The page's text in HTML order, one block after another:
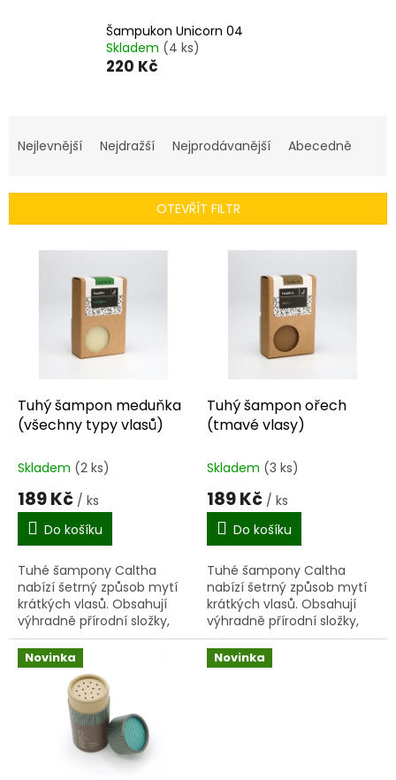
Šampukon Unicorn 04
Skladem (4 ks)
220 Kč
a
í
Nejlevnější Nejdražší Nejprodávanější Abecedně
OTEVŘÍT FILTR
dTuhý šampon meduňka
(všechny typy vlasů)
Skladem (2 ks)
189 Kč / ks
Do košíku
Tuhé šampony Caltha
nabízí šetrný způsob mytí
krátkých vlasů. Obsahují
výhradně přírodní složky,
které vaše vlasy posilují,
regenerují a hýčkají. Při
mytí vlasů tvoří tuhé...
Tuhý šampon ořech
(tmavé vlasy)
Skladem (3 ks)
189 Kč / ks
Do košíku
Tuhé šampony Caltha
nabízí šetrný způsob mytí
krátkých vlasů. Obsahují
výhradně přírodní složky,
které vaše vlasy posilují,
regenerují a hýčkají. Při
mytí vlasů tvoří tuhé...
Novinka Novinka